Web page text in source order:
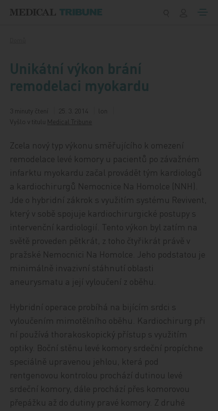
Unikátní výkon brání
remodelaci myokardu
3 minuty čtení 25. 3. 2014
lon
Vyšlo v titulu Medical Tribune
Zcela nový typ výkonu směřujícího k omezení
remodelace levé komory u pacientů po závažném
infarktu myokardu začal provádět tým kardiologů
a kardiochirurgů Nemocnice Na Homolce (NNH).
Jde o hybridní zákrok s využitím systému Revivent,
který v sobě spojuje kardiochirurgické postupy s
intervenční kardiologií. Tento výkon byl zatím na
světě proveden pětkrát, z toho čtyřikrát právě v
pražské Nemocnici Na Homolce. Jeho podstatou je
minimálně invazivní stáhnutí oblasti
aneurysmatu a její vyloučení z oběhu.
Hybridní operace probíhá na bijícím srdci s
vyloučením mimotělního oběhu. Kardiochirurg při
ní používá thorakoskopický přístup s využitím
optiky. Boční stěnu levé komory srdeční propíchne
speciálně upravenou jehlou, která pod
rentgenovou kontrolou prochází dutinou levé
srdeční komory, dále prochází přes komorovou
přepážku až do dutiny pravé komory. Z druhé